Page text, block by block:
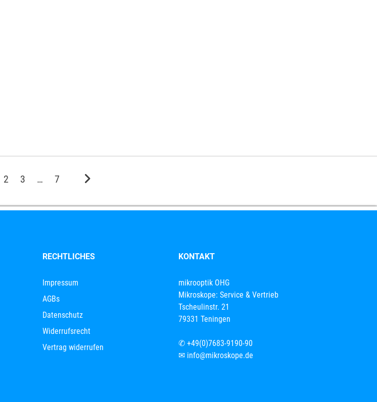
2 3 … 7
RECHTLICHES
Impressum
AGBs
Datenschutz
Widerrufsrecht
Vertrag widerrufen
KONTAKT
mikrooptik OHG
Mikroskope: Service & Vertrieb
Tscheulinstr. 21
79331 Teningen
✆ +49(0)7683-9190-90
✉ info@mikroskope.de